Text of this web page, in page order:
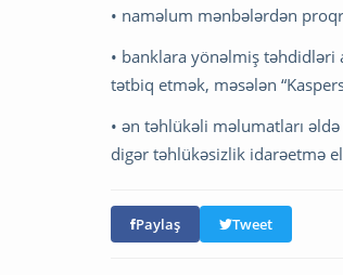
• naməlum mənbələrdən
• banklara yönəlmiş təhdidləri
tətbiq etmək, məsələn
• ən təhlükəli məlumatları
digər təhlükəsizlik idarəetmə
Paylaş Tweet